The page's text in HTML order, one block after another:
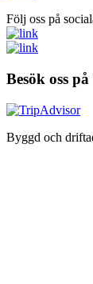
Följ oss på
Besök oss
Byggd och